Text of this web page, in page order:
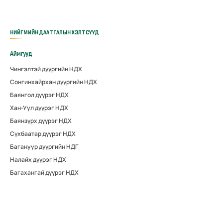
НИЙГМИЙН ДААТГАЛЫН ХЭЛТСҮҮД
Аймгууд
Чингэлтэй дүүргийн НДХ
Сонгинхайрхан дүүргийн НДХ
Баянгол дүүрэг НДХ
Хан-Уул дүүрэг НДХ
Баянзүрх дүүрэг НДХ
Сүхбаатар дүүрэг НДХ
Багануур дүүргийн НДГ
Налайх дүүрэг НДХ
Багахангай дүүрэг НДХ